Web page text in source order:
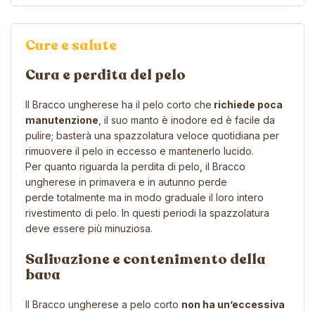
Cure e salute
Cura e perdita del pelo
Il Bracco ungherese ha il pelo corto che richiede poca
manutenzione , il suo manto è inodore ed è facile da
pulire; basterà una spazzolatura veloce quotidiana per
rimuovere il pelo in eccesso e mantenerlo lucido.
Per quanto riguarda la perdita di pelo, il Bracco
ungherese in primavera e in autunno perde
perde totalmente ma in modo graduale il loro intero
rivestimento di pelo. In questi periodi la spazzolatura
deve essere più minuziosa.
Salivazione e contenimento della
bava
Il Bracco ungherese a pelo corto non ha un’eccessiva